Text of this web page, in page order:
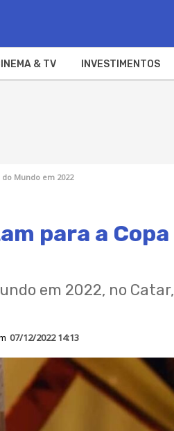
& TV INVESTIMENTOS
Mundo em 2022
para a Copa
em 2022, no Catar,
07/12/2022 14:13